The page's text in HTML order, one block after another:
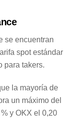
se encuentran
spot estándar
para takers.
la mayoría de
un máximo del
y OKX el 0,20